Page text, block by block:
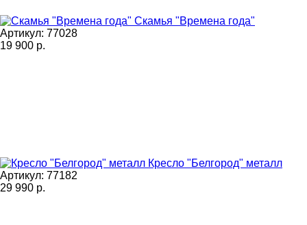
Скамья "Времена года"
Артикул: 77028
19 900 р.
Кресло "Белгород" металл
Артикул: 77182
29 990 р.